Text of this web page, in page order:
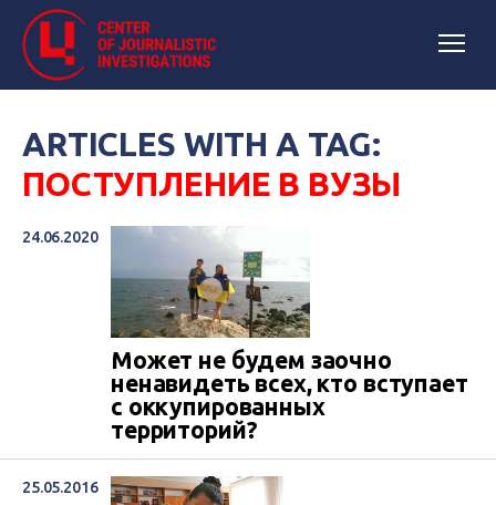
ARTICLES WITH A TAG:
ПОСТУПЛЕНИЕ В ВУЗЫ
24.06.2020
Может не будем заочно
ненавидеть всех, кто вступает
с оккупированных
территорий?
25.05.2016